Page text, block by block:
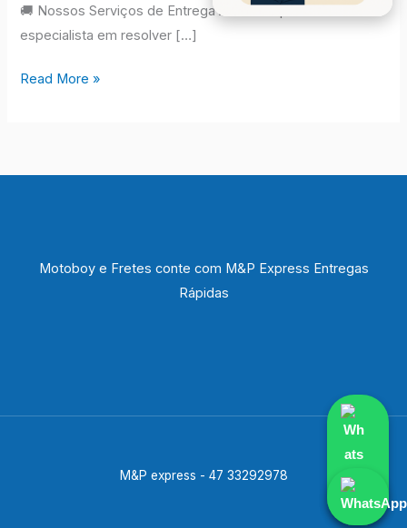
🚚 Nossos Serviços de Entrega A M&P Express é
especialista em resolver […]
Read More »
Motoboy e Fretes conte com M&P Express Entregas
Rápidas
M&P express - 47 33292978